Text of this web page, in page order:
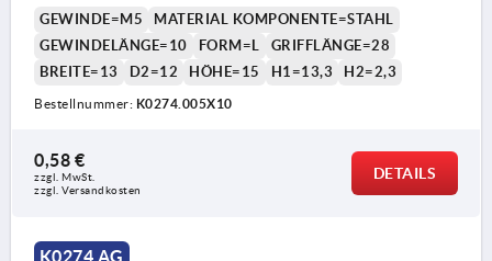
GEWINDE=M5
MATERIAL KOMPONENTE=STAHL
GEWINDELÄNGE=10
FORM=L
GRIFFLÄNGE=28
BREITE=13
D2=12 HÖHE=15 H1=13,3 H2=2,3
Bestellnummer: K0274.005X10
0,58 €
zzgl. MwSt.
zzgl. Versandkosten
DETAILS
K0274 AG